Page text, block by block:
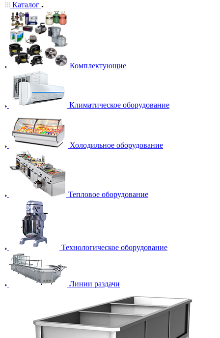
Каталог
Комплектующие
Климатическое оборудование
Холодильное оборудование
Тепловое оборудование
Технологическое оборудование
Линии раздачи